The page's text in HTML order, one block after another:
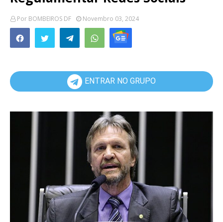
Por BOMBEIROS DF Novembro 03, 2024
ENTRAR NO GRUPO